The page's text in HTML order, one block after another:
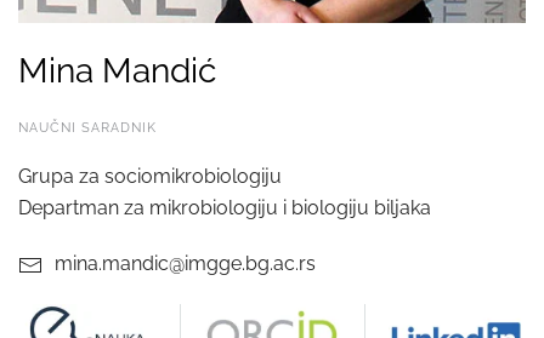
Mina Mandić
NAUČNI SARADNIK
Grupa za sociomikrobiologiju
Departman za mikrobiologiju i biologiju biljaka
mina.mandic@imgge.bg.ac.rs